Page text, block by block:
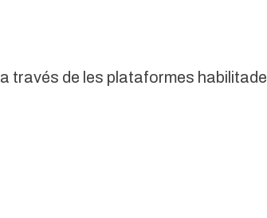
a través de les plataformes